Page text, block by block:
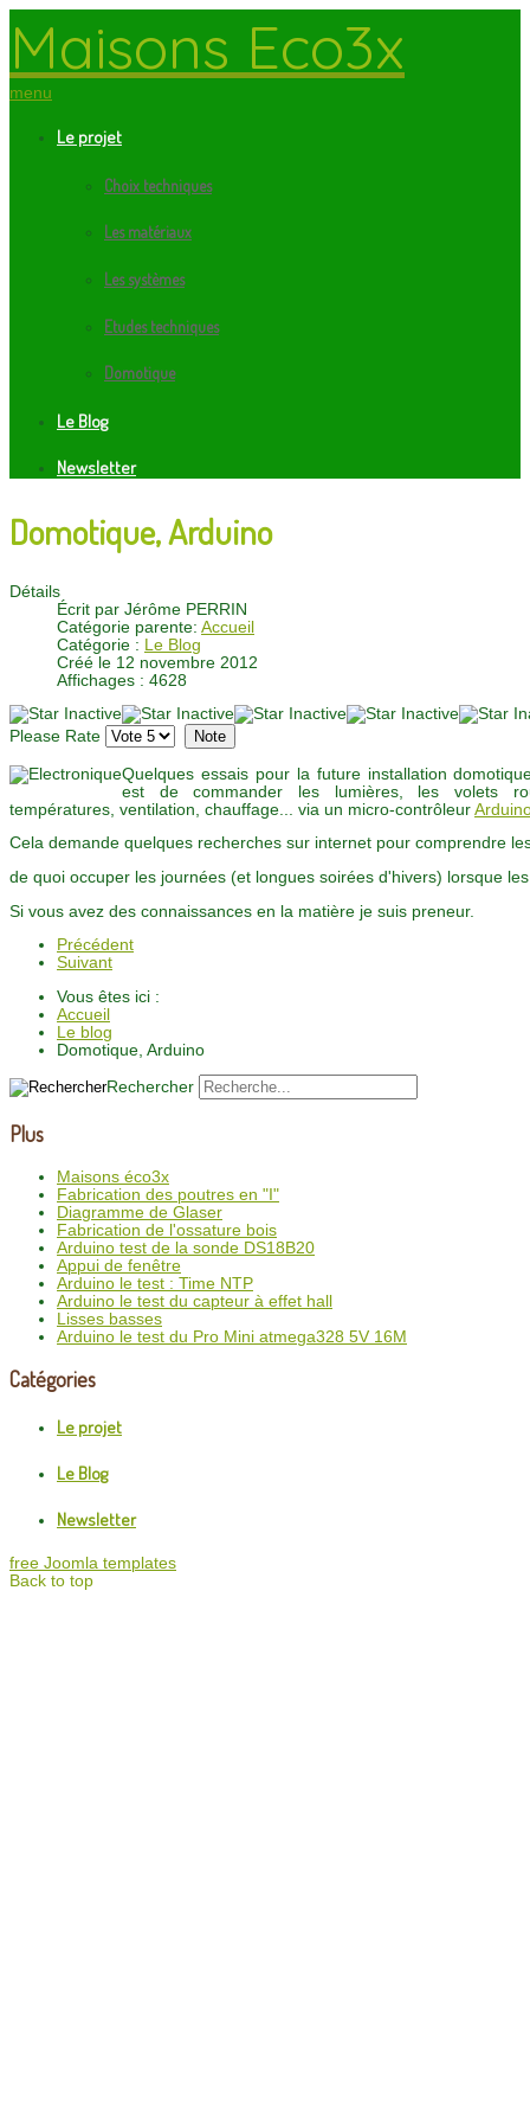
Maisons Eco3x
menu
Le projet
Choix techniques
Les matériaux
Les systèmes
Etudes techniques
Domotique
Le Blog
Newsletter
Domotique, Arduino
Détails
Écrit par Jérôme PERRIN
Catégorie parente: Accueil
Catégorie : Le Blog
Créé le 12 novembre 2012
Affichages : 4628
Please Rate
Quelques essais pour la future installation
est de commander les lumières, les volets
températures, ventilation, chauffage... via un micro-contrôleur
Cela demande quelques recherches sur internet pour comprendre
de quoi occuper les journées (et longues soirées d'hivers) lorsque
Si vous avez des connaissances en la matière je suis preneur.
Précédent
Suivant
Vous êtes ici :
Accueil
Le blog
Domotique, Arduino
Rechercher
Plus
Maisons éco3x
Fabrication des poutres en "I"
Diagramme de Glaser
Fabrication de l'ossature bois
Arduino test de la sonde DS18B20
Appui de fenêtre
Arduino le test : Time NTP
Arduino le test du capteur à effet hall
Lisses basses
Arduino le test du Pro Mini atmega328 5V 16M
Catégories
Le projet
Le Blog
Newsletter
free Joomla templates
Back to top